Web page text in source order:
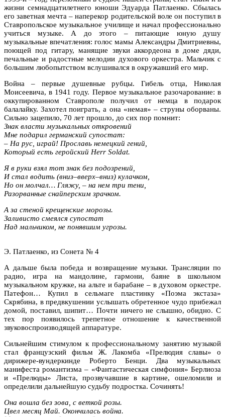
жизни семнадцатилетнего юноши Эдуарда Патлаенко. Сбылась
его заветная мечта – наперекор родительской воле он поступил в
Ставропольское музыкальное училище и начал профессионально
учиться музыке. А до этого – питающие юную душу
музыкальные впечатления: голос мамы Александры Дмитриевны,
поющей под гитару, манящие звуки аккордеона в доме дяди,
печальные и радостные мелодии духового оркестра. Мальчик с
большим любопытством вслушивался в окружавший его мир.
Война – первые душевные рубцы. Гибель отца, Николая
Моисеевича, в 1941 году. Первое музыкальное разочарование: в
оккупированном Ставрополе получил от немца в подарок
балалайку. Захотел поиграть, а она «немая» – струны оборваны.
Сильно зацепило, 70 лет прошло, до сих пор помнит:
Знак власти музыкальных откровений
Мне подарил германский супостат:
– На рус, играй! Прославь немецкий гений,
Который есть геройский Herr Soldat.
Я в руки взял тот знак без подозрений,
И стал водить (вниз–вверх–вниз) кулачком,
Но он молчал… Гляжу, – на нем три тени,
Разорванные снайперским зрачком.
А за стеной крещенские морозы.
Заливисто смеялся супостат
Над мальчиком, не понявшим угрозы.
Э. Патлаенко, из Сонета № 4
А дальше была победа и возвращение музыки. Трансляции по
радио, игра на мандолине, гармони, баяне в школьном
музыкальном кружке, на альте и барабане – в духовом оркестре.
Патефон… Купил в сельмаге пластинку «Поэма экстаза»
Скрябина, в предвкушении услышать обретенное чудо прибежал
домой, поставил, шипит… Почти ничего не слышно, обидно. С
тех пор появилось трепетное отношение к качественной
звуковоспроизводящей аппаратуре.
Сильнейшим стимулом к профессиональному занятию музыкой
стал французский фильм Ж. Лакомба «Прелюдия славы» о
дирижере-вундеркинде Роберто Бенци. Два музыкальных
манифеста романтизма – «Фантастическая симфония» Берлиоза
и «Прелюды» Листа, прозвучавшие в картине, ошеломили и
определили дальнейшую судьбу подростка. Сочинять!
Она вошла без зова, с веткой розы.
Цвел месяц Май. Окончилась война.